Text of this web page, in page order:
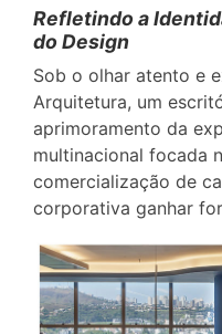
Refletindo a
do Design
Sob o olhar atento e
Arquitetura, um
aprimoramento da
multinacional focada
comercialização de
corporativa ganhar